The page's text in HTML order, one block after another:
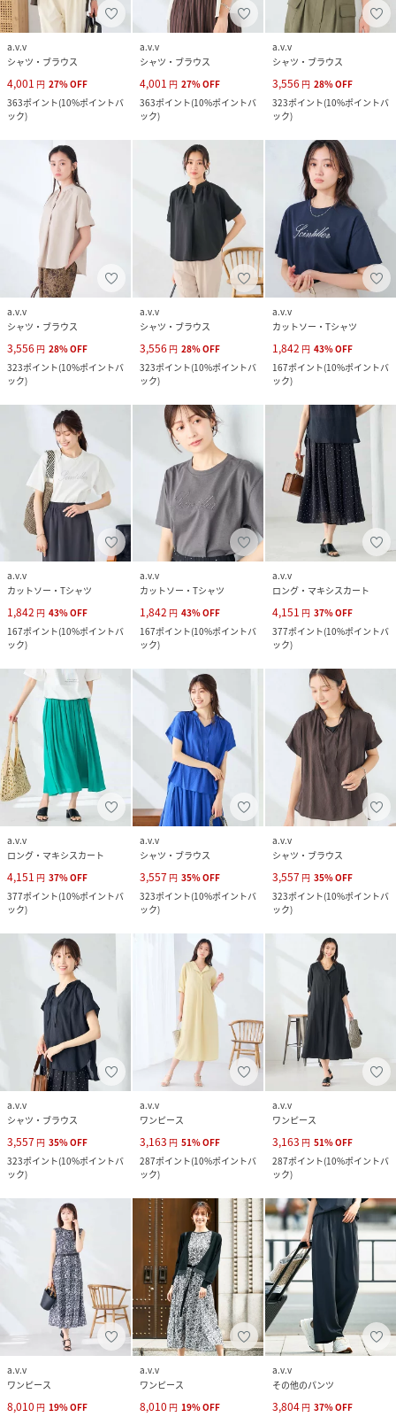
a.v.v
シャツ・ブラウス
4,001 円 27%OFF
363ポイント(10%ポイントバ
ック)
a.v.v
シャツ・ブラウス
4,001 円 27%OFF
363ポイント(10%ポイントバ
ック)
a.v.v
シャツ・ブラウス
3,556 円 28%OFF
323ポイント(10%ポイントバ
ック)
a.v.v
シャツ・ブラウス
3,556 円 28%OFF
323ポイント(10%ポイントバ
ック)
a.v.v
シャツ・ブラウス
3,556 円 28%OFF
323ポイント(10%ポイントバ
ック)
a.v.v
カットソー・Tシャツ
1,842 円 43%OFF
167ポイント(10%ポイントバ
ック)
a.v.v
カットソー・Tシャツ
1,842 円 43%OFF
167ポイント(10%ポイントバ
ック)
a.v.v
カットソー・Tシャツ
1,842 円 43%OFF
167ポイント(10%ポイントバ
ック)
a.v.v
ロング・マキシスカート
4,151 円 37%OFF
377ポイント(10%ポイントバ
ック)
a.v.v
ロング・マキシスカート
4,151 円 37%OFF
377ポイント(10%ポイントバ
ック)
a.v.v
シャツ・ブラウス
3,557 円 35%OFF
323ポイント(10%ポイントバ
ック)
a.v.v
シャツ・ブラウス
3,557 円 35%OFF
323ポイント(10%ポイントバ
ック)
a.v.v
シャツ・ブラウス
3,557 円 35%OFF
323ポイント(10%ポイントバ
ック)
a.v.v
ワンピース
3,163 円 51%OFF
287ポイント(10%ポイントバ
ック)
a.v.v
ワンピース
3,163 円 51%OFF
287ポイント(10%ポイントバ
ック)
a.v.v
ワンピース
8,010 円 19%OFF
a.v.v
ワンピース
8,010 円 19%OFF
a.v.v
その他のパンツ
3,804 円 37%OFF